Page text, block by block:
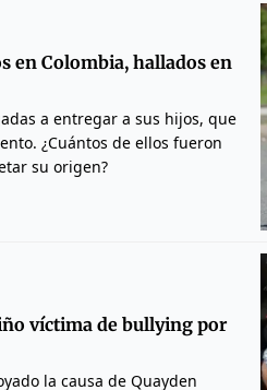
en Colombia, hallados en
a entregar a sus hijos, que
¿Cuántos de ellos fueron
su origen?
víctima de bullying por
la causa de Quayden